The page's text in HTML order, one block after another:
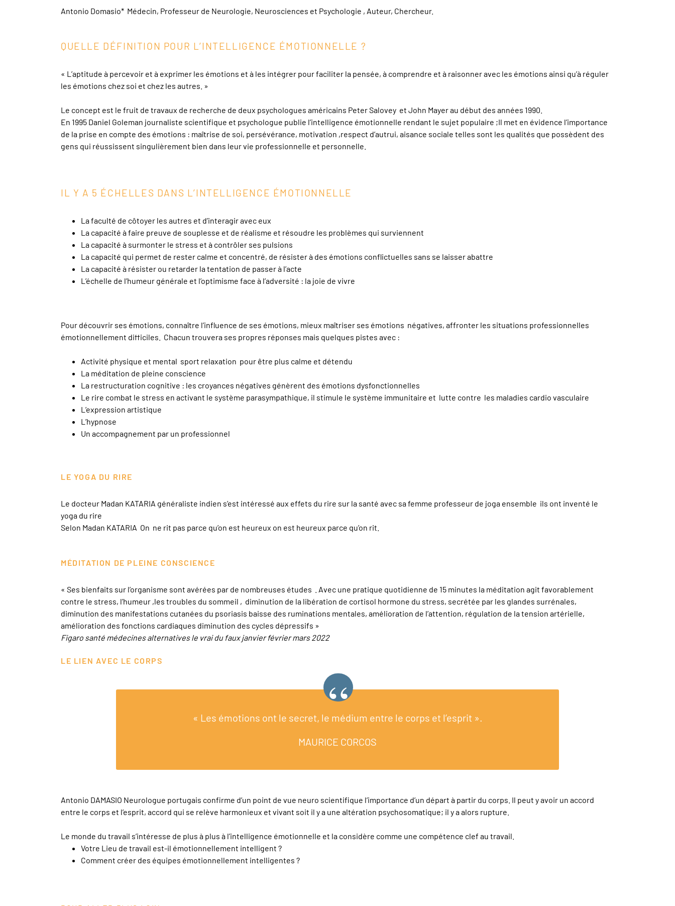
Antonio Domasio* Médecin, Professeur de Neurologie, Neurosciences et Psychologie , Auteur, Chercheur.
QUELLE DÉFINITION POUR L’INTELLIGENCE ÉMOTIONNELLE ?
« L’aptitude à percevoir et à exprimer les émotions et à les intégrer pour faciliter la pensée, à comprendre et à raisonner avec les émotions ainsi qu’à réguler
les émotions chez soi et chez les autres. »
Le concept est le fruit de travaux de recherche de deux psychologues américains Peter Salovey et John Mayer au début des années 1990.
En 1995 Daniel Goleman journaliste scientifique et psychologue publie l’intelligence émotionnelle rendant le sujet populaire ;Il met en évidence l’importance
de la prise en compte des émotions : maîtrise de soi, persévérance, motivation ,respect d’autrui, aisance sociale telles sont les qualités que possèdent des
gens qui réussissent singulièrement bien dans leur vie professionnelle et personnelle.
IL Y A 5 ÉCHELLES DANS L’INTELLIGENCE ÉMOTIONNELLE
La faculté de côtoyer les autres et d’interagir avec eux
La capacité à faire preuve de souplesse et de réalisme et résoudre les problèmes qui surviennent
La capacité à surmonter le stress et à contrôler ses pulsions
La capacité qui permet de rester calme et concentré, de résister à des émotions conflictuelles sans se laisser abattre
La capacité à résister ou retarder la tentation de passer à l’acte
L’échelle de l’humeur générale et l’optimisme face à l’adversité : la joie de vivre
Pour découvrir ses émotions, connaître l’influence de ses émotions, mieux maîtriser ses émotions négatives, affronter les situations professionnelles
émotionnellement difficiles. Chacun trouvera ses propres réponses mais quelques pistes avec :
Activité physique et mental sport relaxation pour être plus calme et détendu
La méditation de pleine conscience
La restructuration cognitive : les croyances négatives génèrent des émotions dysfonctionnelles
Le rire combat le stress en activant le système parasympathique, il stimule le système immunitaire et lutte contre les maladies cardio vasculaire
L’expression artistique
L’hypnose
Un accompagnement par un professionnel
LE YOGA DU RIRE
Le docteur Madan KATARIA généraliste indien s’est intéressé aux effets du rire sur la santé avec sa femme professeur de joga ensemble ils ont inventé le
yoga du rire
Selon Madan KATARIA On ne rit pas parce qu’on est heureux on est heureux parce qu’on rit.
MÉDITATION DE PLEINE CONSCIENCE
« Ses bienfaits sur l’organisme sont avérées par de nombreuses études . Avec une pratique quotidienne de 15 minutes la méditation agit favorablement
contre le stress, l’humeur ,les troubles du sommeil , diminution de la libération de cortisol hormone du stress, secrétée par les glandes surrénales,
diminution des manifestations cutanées du psoriasis baisse des ruminations mentales, amélioration de l’attention, régulation de la tension artérielle,
amélioration des fonctions cardiaques diminution des cycles dépressifs »
Figaro santé médecines alternatives le vrai du faux janvier février mars 2022
LE LIEN AVEC LE CORPS
« Les émotions ont le secret, le médium entre le corps et l’esprit ».
MAURICE CORCOS
Antonio DAMASIO Neurologue portugais confirme d’un point de vue neuro scientifique l’importance d’un départ à partir du corps. Il peut y avoir un accord
entre le corps et l’esprit, accord qui se relève harmonieux et vivant soit il y a une altération psychosomatique; il y a alors rupture.
Le monde du travail s’intéresse de plus à plus à l’intelligence émotionnelle et la considère comme une compétence clef au travail.
Votre Lieu de travail est-il émotionnellement intelligent ?
Comment créer des équipes émotionnellement intelligentes ?